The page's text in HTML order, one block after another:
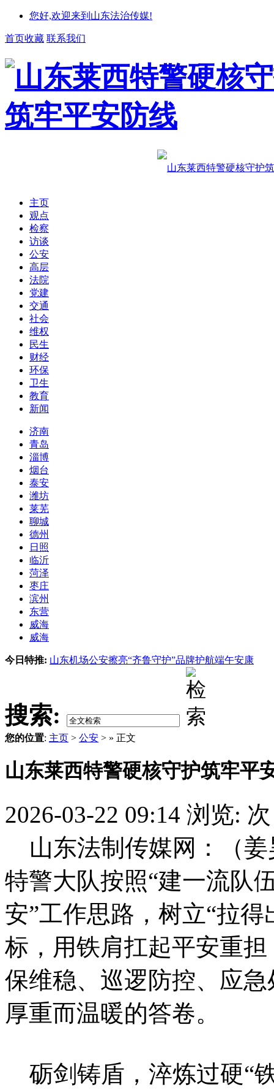
您好,欢迎来到山东法治传媒!
首页收藏 联系我们
主页
观点
检察
访谈
公安
高层
法院
党建
交通
社会
维权
民生
财经
环保
卫生
教育
新闻
济南
青岛
淄博
烟台
泰安
潍坊
莱芜
聊城
德州
日照
临沂
菏泽
枣庄
滨州
东营
威海
威海
今日特推: 山东机场公安擦亮“齐鲁守护”品牌护航端午安康
搜索:
您的位置: 主页 > 公安 > » 正文
山东莱西特警硬核守护筑牢平
2026-03-22 09:14 浏览: 次
山东法制传媒网：（姜
特警大队按照“建一流队
安”工作思路，树立“拉
标，用铁肩扛起平安重
保维稳、巡逻防控、应
厚重而温暖的答卷。
砺剑铸盾，淬炼过硬“